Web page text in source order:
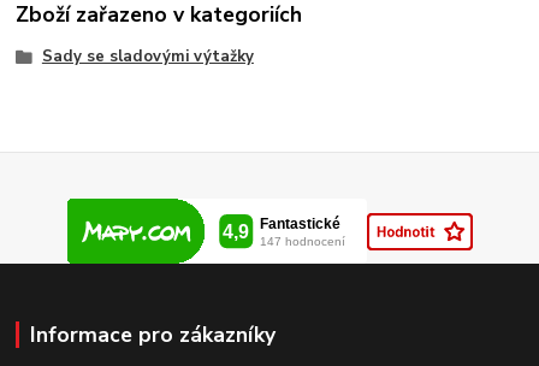
Zboží zařazeno v kategoriích
Sady se sladovými výtažky
Informace pro zákazníky